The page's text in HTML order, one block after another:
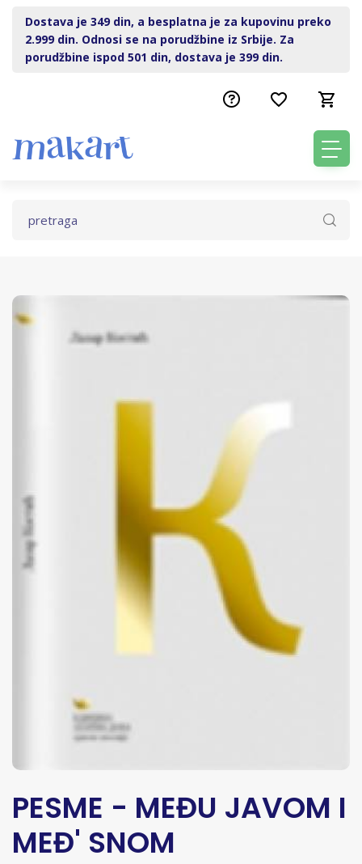
Dostava je 349 din, a besplatna je za kupovinu preko
2.999 din. Odnosi se na porudžbine iz Srbije. Za
porudžbine ispod 501 din, dostava je 399 din.
PESME - MEĐU JAVOM I
MEĐ' SNOM